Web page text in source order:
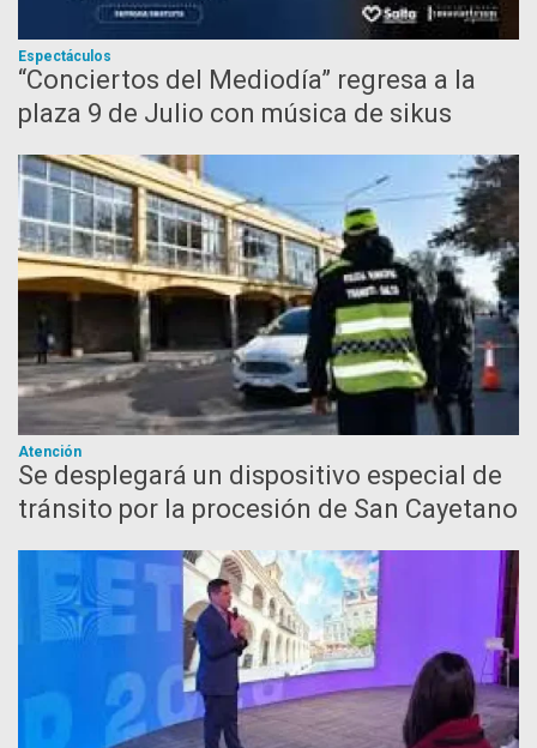
Espectáculos
“Conciertos del Mediodía” regresa a la
plaza 9 de Julio con música de sikus
Atención
Se desplegará un dispositivo especial de
tránsito por la procesión de San Cayetano